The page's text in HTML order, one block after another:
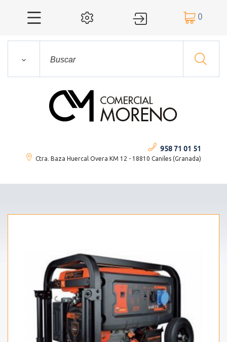
    0
958 71 01 51
Ctra. Baza Huercal Overa KM 12 - 18810 Caniles (Granada)